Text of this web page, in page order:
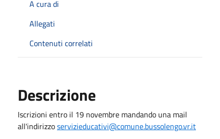
A cura di
Allegati
Contenuti correlati
Descrizione
Iscrizioni entro il 19 novembre mandando una mail
all'indirizzoservizieducativi@comune.bussolengo.vr.it